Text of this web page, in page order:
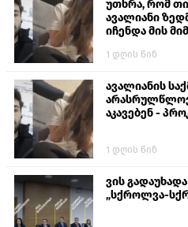
უთხრა, რომ
ავალიანი
იჩენდა მის
თავს
1 დღის წინ
ავალიანის
აკავებენ -
1 დღის წინ
ვის
„სქროლვა-